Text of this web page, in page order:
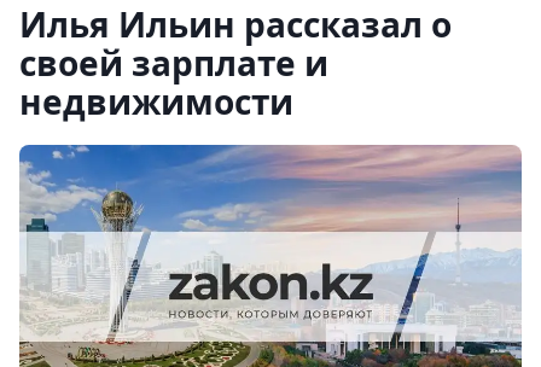
Илья Ильин рассказал о
своей зарплате и
недвижимости